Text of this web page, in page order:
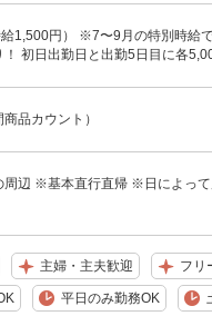
1,500円） ※7〜9月の特別時給
初日出勤日と出勤5日目に各
品カウント）
周辺 ※基本直行直帰 ※日によっ
主婦・主夫歓迎 フリ
平日のみ勤務OK